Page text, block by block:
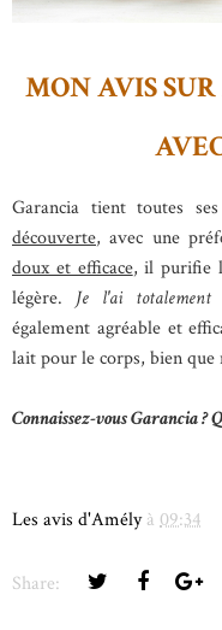
MON AVIS
Garancia tient toutes ses
découverte, avec une
doux et efficace, il purifie
légère. Je l'ai totalement
également agréable et
lait pour le corps, bien
Connaissez-vous Garancia ?
Les avis d'Amély à 09:34
Share: